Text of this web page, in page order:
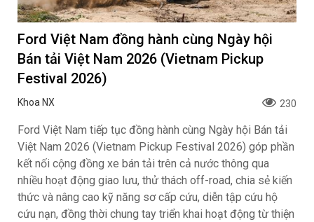
Ford Việt Nam đồng hành cùng Ngày hội
Bán tải Việt Nam 2026 (Vietnam Pickup
Festival 2026)
Khoa NX 230
Ford Việt Nam tiếp tục đồng hành cùng Ngày hội Bán tải
Việt Nam 2026 (Vietnam Pickup Festival 2026) góp phần
kết nối cộng đồng xe bán tải trên cả nước thông qua
nhiều hoạt động giao lưu, thử thách off-road, chia sẻ kiến
thức và nâng cao kỹ năng sơ cấp cứu, diễn tập cứu hộ
cứu nạn, đồng thời chung tay triển khai hoạt động từ thiện